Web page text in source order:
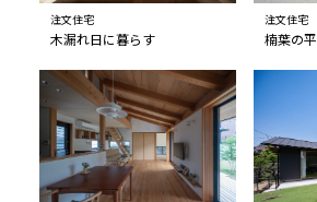
注文住宅
木漏れ日に暮らす
注文住宅
楠葉の